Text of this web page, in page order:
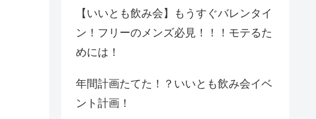
【いいとも飲み会】もうすぐバレンタイ
ン！フリーのメンズ必見！！！モテるた
めには！
年間計画たてた！？いいとも飲み会イベ
ント計画！